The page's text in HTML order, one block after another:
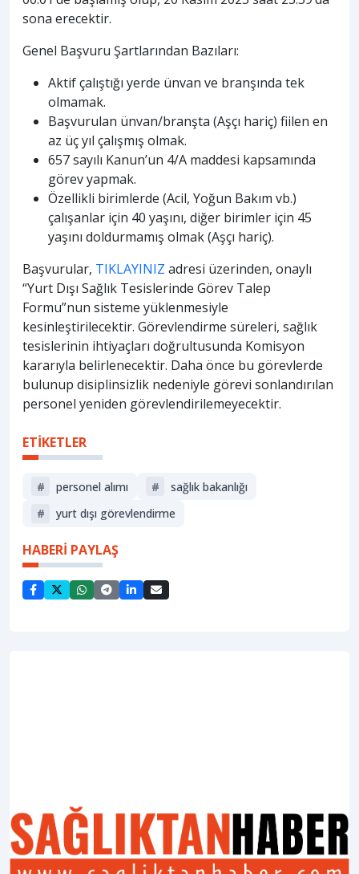
sona erecektir.
Genel Başvuru Şartlarından Bazıları:
Aktif çalıştığı yerde ünvan ve branşında tek
olmamak.
Başvurulan ünvan/branşta (Aşçı hariç) fiilen en
az üç yıl çalışmış olmak.
657 sayılı Kanun’un 4/A maddesi kapsamında
görev yapmak.
Özellikli birimlerde (Acil, Yoğun Bakım vb.)
çalışanlar için 40 yaşını, diğer birimler için 45
yaşını doldurmamış olmak (Aşçı hariç).
Başvurular, TIKLAYINIZ adresi üzerinden, onaylı
“Yurt Dışı Sağlık Tesislerinde Görev Talep
Formu”nun sisteme yüklenmesiyle
kesinleştirilecektir. Görevlendirme süreleri, sağlık
tesislerinin ihtiyaçları doğrultusunda Komisyon
kararıyla belirlenecektir. Daha önce bu görevlerde
bulunup disiplinsizlik nedeniyle görevi sonlandırılan
personel yeniden görevlendirilemeyecektir.
ETİKETLER
# personel alımı #
sağlik bakanliği
#
yurt dışı görevlendirme
HABERİ PAYLAŞ